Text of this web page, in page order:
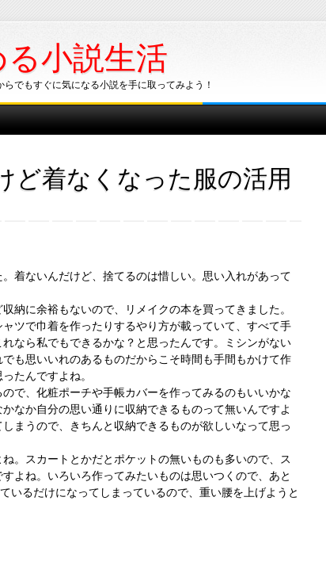
小説生活
でもすぐに気になる小説を手に取ってみよう！
ど着なくなった服の活用
着ないんだけど、捨てるのは惜しい。思い入れがあって
納に余裕もないので、リメイクの本を買ってきました。
ツで巾着を作ったりするやり方が載っていて、すべて手
なら私でもできるかな？と思ったんです。ミシンがない
も思いいれのあるものだからこそ時間も手間もかけて作
たんですよね。
で、化粧ポーチや手帳カバーを作ってみるのもいいかな
なか自分の思い通りに収納できるものって無いんですよ
まうので、きちんと収納できるものが欲しいなって思っ
。スカートとかだとポケットの無いものも多いので、ス
よね。いろいろ作ってみたいものは思いつくので、あと
いるだけになってしまっているので、重い腰を上げようと